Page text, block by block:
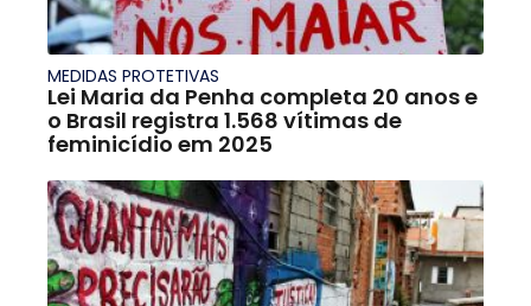
MEDIDAS PROTETIVAS
Lei Maria da Penha completa 20 anos e
o Brasil registra 1.568 vítimas de
feminicídio em 2025